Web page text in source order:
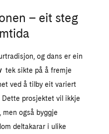
– eit steg
og dans er ein
tek sikte på å fremje
ved å tilby eit variert
prosjektet vil ikkje
også byggje
deltakarar i ulike